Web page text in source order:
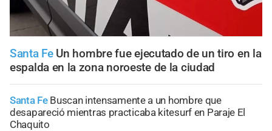
Santa Fe Un hombre fue ejecutado de un tiro en la
espalda en la zona noroeste de la ciudad
Santa Fe Buscan intensamente a un hombre que
desapareció mientras practicaba kitesurf en Paraje El
Chaquito